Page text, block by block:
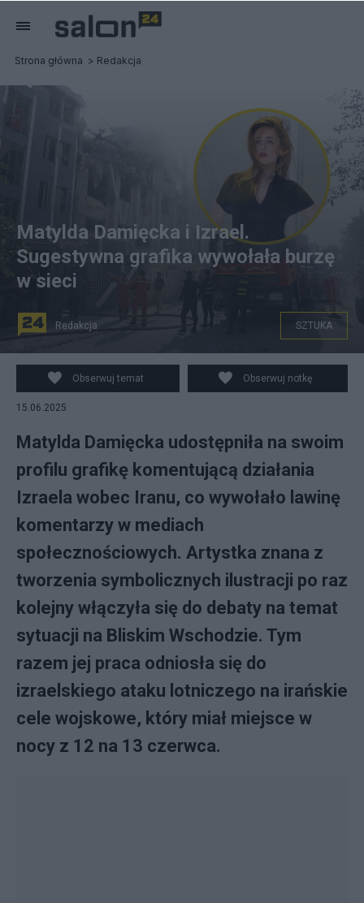
Strona główna Redakcja
na zdjęciu: w tle miejsce izraelskiego ataku w
Teheranie. w kole - Matylda Damięcka. fot.
PAP/EPA/ABEDIN TAHERKENAREH
Matylda Damięcka i Izrael.
Sugestywna grafika wywołała burzę
w sieci
Redakcja SZTUKA
Obserwuj temat Obserwuj notkę
15.06.2025
Matylda Damięcka udostępniła na swoim
profilu grafikę komentującą działania
Izraela wobec Iranu, co wywołało lawinę
komentarzy w mediach
społecznościowych. Artystka znana z
tworzenia symbolicznych ilustracji po raz
kolejny włączyła się do debaty na temat
sytuacji na Bliskim Wschodzie. Tym
razem jej praca odniosła się do
izraelskiego ataku lotniczego na irańskie
cele wojskowe, który miał miejsce w
nocy z 12 na 13 czerwca.